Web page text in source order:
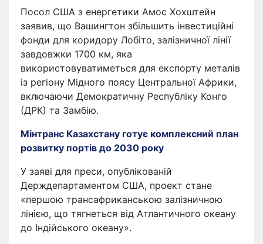
Посол США з енергетики Амос Хохштейн
заявив, що Вашингтон збільшить інвестиційні
фонди для коридору Лобіто, залізничної лінії
завдовжки 1700 км, яка
використовуватиметься для експорту металів
із регіону Мідного поясу Центральної Африки,
включаючи Демократичну Республіку Конго
(ДРК) та Замбію.
Мінтранс Казахстану готує комплексний план
розвитку портів до 2030 року
У заяві для преси, опублікованій
Держдепартаментом США, проект стане
«першою трансафриканською залізничною
лінією, що тягнеться від Атлантичного океану
до Індійського океану».